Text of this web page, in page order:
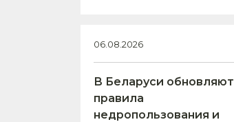
06.08.2026
В Беларуси обновляют
правила
недропользования и